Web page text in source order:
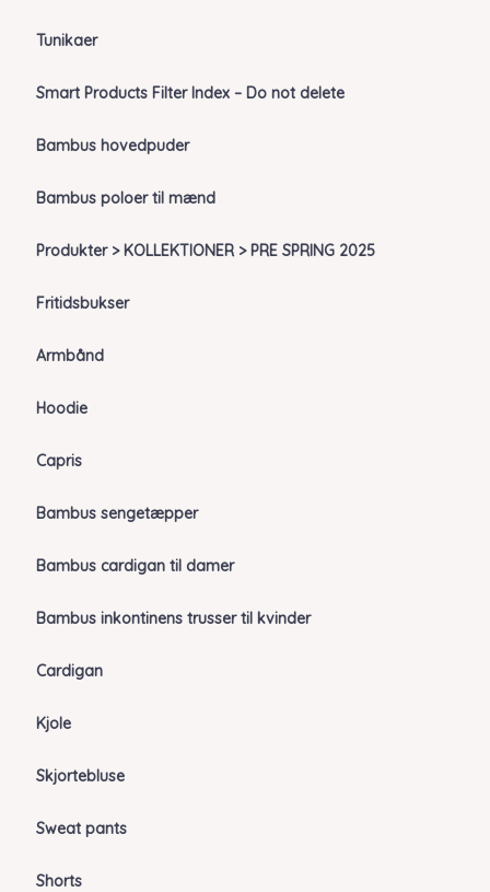
Tunikaer
Smart Products Filter Index – Do not delete
Bambus hovedpuder
Bambus poloer til mænd
Produkter > KOLLEKTIONER > PRE SPRING 2025
Fritidsbukser
Armbånd
Hoodie
Capris
Bambus sengetæpper
Bambus cardigan til damer
Bambus inkontinens trusser til kvinder
Cardigan
Kjole
Skjortebluse
Sweat pants
Shorts